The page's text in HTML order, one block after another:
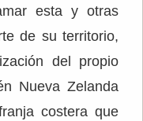
esta y otras
de su territorio,
del propio
Nueva Zelanda
costera que